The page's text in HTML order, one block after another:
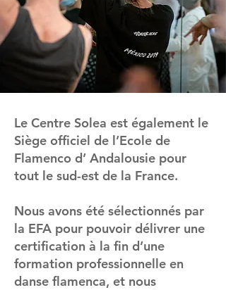
Le Centre Solea est également le
Siège officiel de l’Ecole de
Flamenco d’ Andalousie pour
tout le sud-est de la France.
Nous avons été sélectionnés par
la EFA pour pouvoir délivrer une
certification à la fin d’une
formation professionnelle en
danse flamenca, et nous